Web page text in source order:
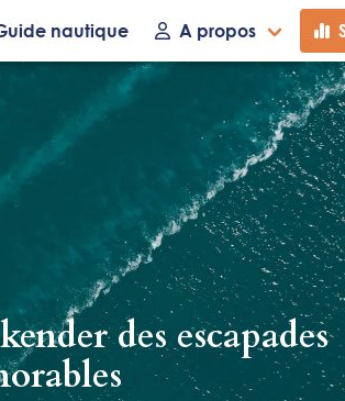
nautique A propos
des escapades